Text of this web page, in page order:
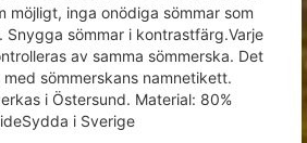
möjligt, inga onödiga sömmar som
Snygga sömmar i kontrastfärg.Varje
av samma sömmerska. Det
sömmerskans namnetikett.
i Östersund. Material: 80%
i Sverige